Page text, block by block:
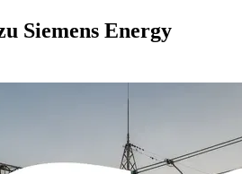
Siemens Energy